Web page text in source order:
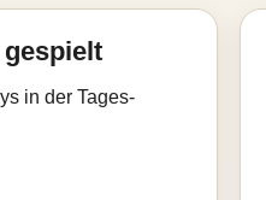
in der Tages-